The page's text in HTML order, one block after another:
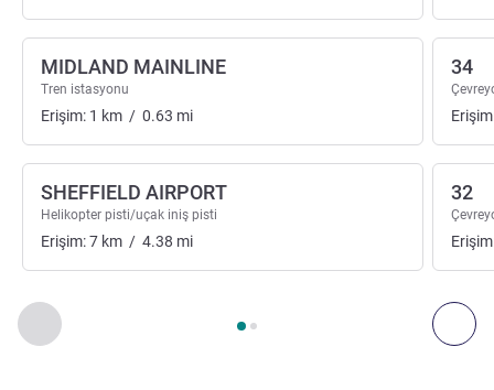
Önceki - Erişim ve Ulaşım
Sayfa
MIDLAND MAINLINE
Tren istasyonu
Erişim: 1 km / 0.63 mi
SHEFFIELD AIRPORT
Helikopter pisti/uçak iniş pisti
Erişim:7 km / 4.38 mi
34
32